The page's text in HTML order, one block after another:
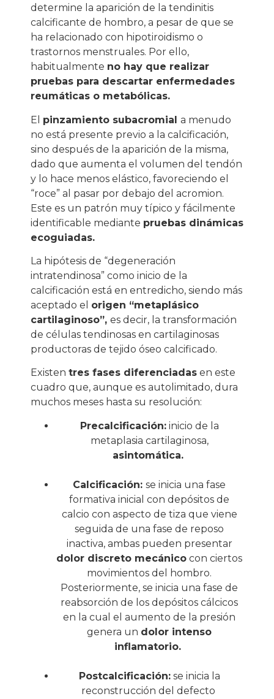
determine la aparición de la tendinitis
calcificante de hombro, a pesar de que se
ha relacionado con hipotiroidismo o
trastornos menstruales. Por ello,
habitualmente no hay que realizar
pruebas para descartar enfermedades
reumáticas o metabólicas.
El pinzamiento subacromial a menudo
no está presente previo a la calcificación,
sino después de la aparición de la misma,
dado que aumenta el volumen del tendón
y lo hace menos elástico, favoreciendo el
“roce” al pasar por debajo del acromion.
Este es un patrón muy típico y fácilmente
identificable mediante pruebas dinámicas
ecoguiadas.
La hipótesis de “degeneración
intratendinosa” como inicio de la
calcificación está en entredicho, siendo más
aceptado el origen “metaplásico
cartilaginoso”, es decir, la transformación
de células tendinosas en cartilaginosas
productoras de tejido óseo calcificado.
Existen tres fases diferenciadas en este
cuadro que, aunque es autolimitado, dura
muchos meses hasta su resolución:
Precalcificación:inicio de la
metaplasia cartilaginosa,
asintomática.
Calcificación: se inicia una fase
formativa inicial con depósitos de
calcio con aspecto de tiza que viene
seguida de una fase de reposo
inactiva, ambas pueden presentar
dolor discreto mecánico con ciertos
movimientos del hombro.
Posteriormente, se inicia una fase de
reabsorción de los depósitos cálcicos
en la cual el aumento de la presión
genera un dolor intenso
inflamatorio.
Postcalcificación:se inicia la
reconstrucción del defecto